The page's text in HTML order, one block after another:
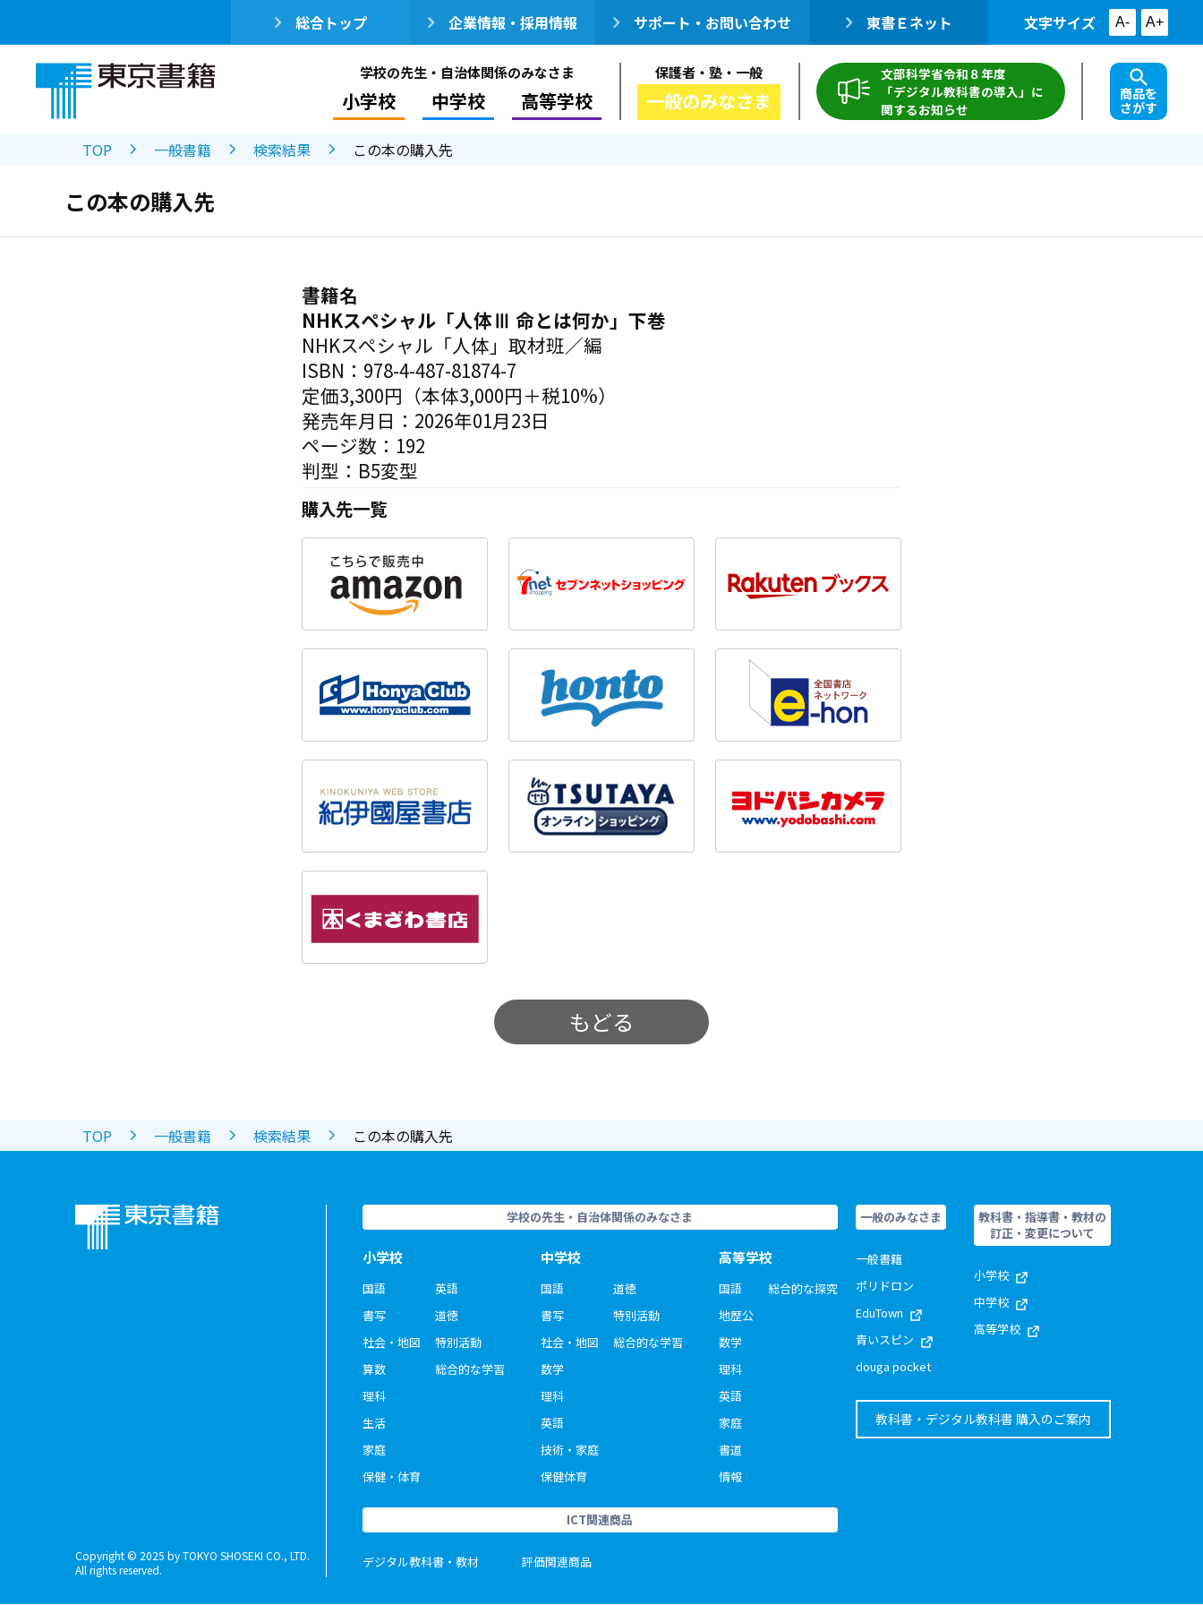
総合トップ 企業情報・採用情報 サポート・お問い合わせ 東書Ｅネット 文字サイズ A- A+
学校の先生・自治体関係のみなさま
小学校 中学校 高等学校
保護者・塾・一般
一般のみなさま
文部科学省令和８年度
「デジタル教科書の導入」に
関するお知らせ
商品を
さがす
TOP 一般書籍 検索結果 この本の購入先
この本の購入先
書籍名
NHKスペシャル「人体Ⅲ 命とは何か」下巻
NHKスペシャル「人体」取材班／編
ISBN：978-4-487-81874-7
定価3,300円（本体3,000円＋税10%）
発売年月日：2026年01月23日
ページ数：192
判型：B5変型
購入先一覧
もどる
TOP 一般書籍 検索結果 この本の購入先
Copyright © 2025 by TOKYO SHOSEKI CO., LTD.
All rights reserved.
学校の先生・自治体関係のみなさま
小学校
国語
書写
社会・地図
算数
理科
生活
家庭
保健・体育
英語
道徳
特別活動
総合的な学習
中学校
国語
書写
社会・地図
数学
理科
英語
技術・家庭
保健体育
道徳
特別活動
総合的な学習
高等学校
国語
地歴公
数学
理科
英語
家庭
書道
情報
総合的な探究
ICT関連商品
デジタル教科書・教材 評価関連商品
一般のみなさま
一般書籍
ポリドロン
EduTown
青いスピン
douga pocket
教科書・指導書・教材の
訂正・変更について
小学校
中学校
高等学校
教科書・デジタル教科書 購入のご案内